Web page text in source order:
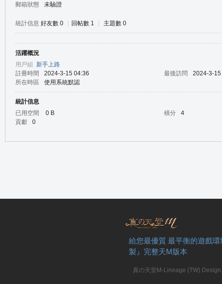
郵箱狀態
未驗證
統計信息 好友數 0 回帖數 1 主題數 0
活躍概況
用戶組 新手上路
註冊時間
2024-3-15 04:36 最後訪問
2024-3-
所在時區
使用系統默認
統計信息
已用空間
0 B 積分
4
貢獻
0
給您最優質 最平衡的遊戲
製』完整天M版本
真の天堂M-Lineage (TW)